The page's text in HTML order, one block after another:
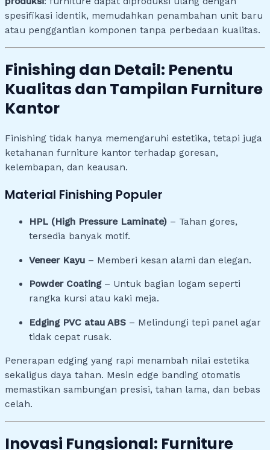
spesifikasi identik, memudahkan penambahan unit baru
atau penggantian komponen tanpa perbedaan kualitas.
Finishing dan Detail: Penentu
Kualitas dan Tampilan Furniture
Kantor
Finishing tidak hanya memengaruhi estetika, tetapi juga
ketahanan furniture kantor terhadap goresan,
kelembapan, dan keausan.
Material Finishing Populer
HPL (High Pressure Laminate) – Tahan gores,
tersedia banyak motif.
Veneer Kayu – Memberi kesan alami dan elegan.
Powder Coating– Untuk bagian logam seperti
rangka kursi atau kaki meja.
Edging PVC atau ABS – Melindungi tepi panel agar
tidak cepat rusak.
Penerapan edging yang rapi menambah nilai estetika
sekaligus daya tahan. Mesin edge banding otomatis
memastikan sambungan presisi, tahan lama, dan bebas
celah.
Inovasi Fungsional: Furniture